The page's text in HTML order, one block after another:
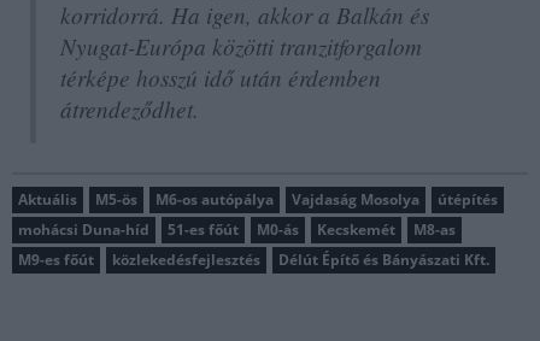
korridorrá. Ha igen, akkor a Balkán és
Nyugat-Európa közötti tranzitforgalom
térképe hosszú idő után érdemben
átrendeződhet.
Aktuális M5-ös M6-os autópálya Vajdaság Mosolya
útépítés
mohácsi Duna-híd
51-es főút M0-ás Kecskemét
M8-as
M9-es főút
közlekedésfejlesztés Délút Építő és Bányászati Kft.